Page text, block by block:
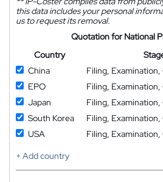
this data includes your personal
us to request its removal.
Quotation for National
Country
China
Filing,
EPO
Filing,
Japan
Filing,
South Korea
Filing,
USA
Filing,
+ Add country